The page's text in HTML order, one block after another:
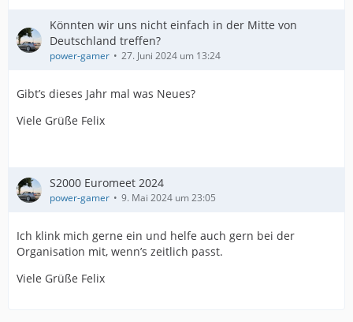
Könnten wir uns nicht einfach in der Mitte von
Deutschland treffen?
power-gamer 27. Juni 2024 um 13:24
Gibt’s dieses Jahr mal was Neues?
Viele Grüße Felix
S2000 Euromeet 2024
power-gamer 9. Mai 2024 um 23:05
Ich klink mich gerne ein und helfe auch gern bei der
Organisation mit, wenn’s zeitlich passt.
Viele Grüße Felix